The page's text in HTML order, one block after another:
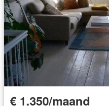
€ 1.350/maand